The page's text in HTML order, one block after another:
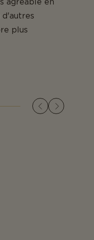
d'autres
plus